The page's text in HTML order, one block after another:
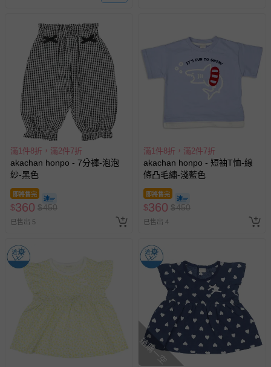
滿1件8折，滿2件7折
akachan honpo - 7分褲-泡泡
紗-黑色
即將售完
$360 $450
已售出 5
滿1件8折，滿2件7折
akachan honpo - 短袖T恤-線
條凸毛繡-淺藍色
即將售完
$360 $450
已售出 4
搶購一空